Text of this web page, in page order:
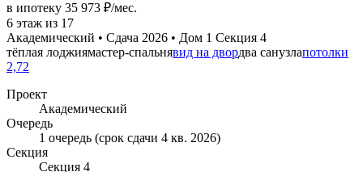
в ипотеку 35 973 ₽/мес.
6 этаж из 17
Академический • Сдача 2026 • Дом 1 Секция 4
тёплая лоджиямастер-спальнявид на двордва санузлапотолки
2,72
Проект
Академический
Очередь
1 очередь (срок сдачи 4 кв. 2026)
Секция
Секция 4